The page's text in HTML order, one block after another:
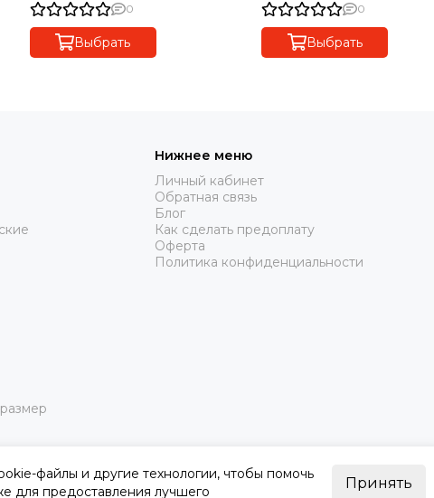
0
Выбрать
0
Выбрать
Нижнее меню
Личный кабинет
Обратная связь
Блог
Как сделать предоплату
Оферта
Политика конфиденциальности
файлы и другие технологии, чтобы помочь
для предоставления лучшего
Принять